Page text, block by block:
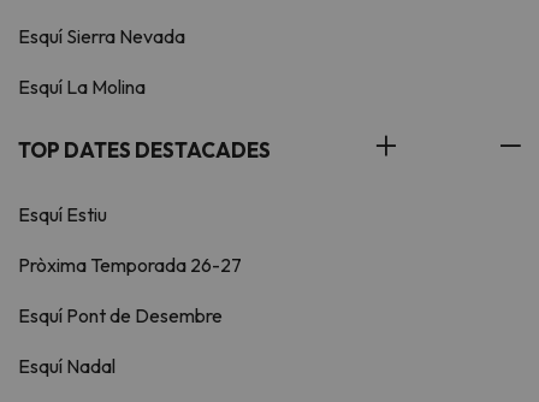
Esquí Sierra Nevada
Esquí La Molina
TOP DATES DESTACADES
Esquí Estiu
Pròxima Temporada 26-27
Esquí Pont de Desembre
Esquí Nadal